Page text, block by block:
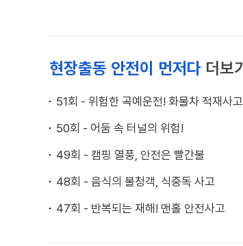
현장출동 안전이 먼저다 더보기
51회 - 위험한 곡예운전! 화물차 적재사고
50회 - 어둠 속 터널의 위험!
49회 - 캠핑 열풍, 안전은 빨간불
48회 - 음식의 불청객, 식중독 사고
47회 - 반복되는 재해! 맨홀 안전사고